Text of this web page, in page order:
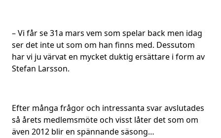
– Vi får se 31a mars vem som spelar back men idag
ser det inte ut som om han finns med. Dessutom
har vi ju värvat en mycket duktig ersättare i form av
Stefan Larsson.
Efter många frågor och intressanta svar avslutades
så årets medlemsmöte och visst låter det som om
även 2012 blir en spännande säsong…